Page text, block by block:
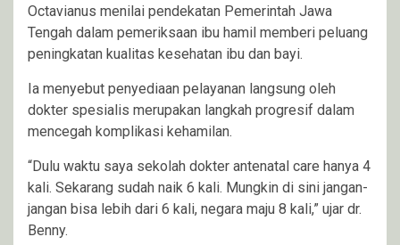
Octavianus menilai pendekatan Pemerintah Jawa
Tengah dalam pemeriksaan ibu hamil memberi peluang
peningkatan kualitas kesehatan ibu dan bayi.
Ia menyebut penyediaan pelayanan langsung oleh
dokter spesialis merupakan langkah progresif dalam
mencegah komplikasi kehamilan.
“Dulu waktu saya sekolah dokter antenatal care hanya 4
kali. Sekarang sudah naik 6 kali. Mungkin di sini jangan-
jangan bisa lebih dari 6 kali, negara maju 8 kali,” ujar dr.
Benny.